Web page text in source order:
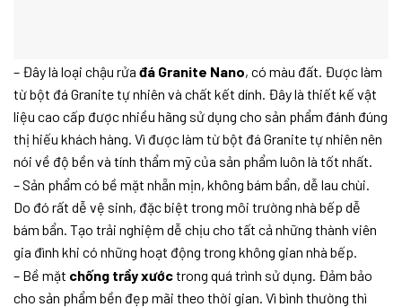
– Đây là loại chậu rửa đá Granite Nano, có màu đất. Được làm
từ bột đá Granite tự nhiên và chất kết dính. Đây là thiết kế vật
liệu cao cấp được nhiều hãng sử dụng cho sản phẩm đánh đúng
thị hiếu khách hàng. Vì được làm từ bột đá Granite tự nhiên nên
nói về độ bền và tính thẩm mỹ của sản phẩm luôn là tốt nhất.
– Sản phẩm có bề mặt nhẵn mịn, không bám bẩn, dễ lau chùi.
Do đó rất dễ vệ sinh, đặc biệt trong môi trường nhà bếp dễ
bám bẩn. Tạo trải nghiệm dễ chịu cho tất cả những thành viên
gia đình khi có những hoạt động trong không gian nhà bếp.
– Bề mặt chống trầy xướctrong quá trình sử dụng. Đảm bảo
cho sản phẩm bền đẹp mãi theo thời gian. Vì bình thường thì